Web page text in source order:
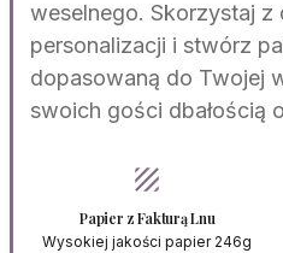
weselnego. Skorzystaj z
personalizacji i stwórz
dopasowaną do Twojej
swoich gości dbałością
texture
Papier z Fakturą Lnu
Wysokiej jakości papier 246g